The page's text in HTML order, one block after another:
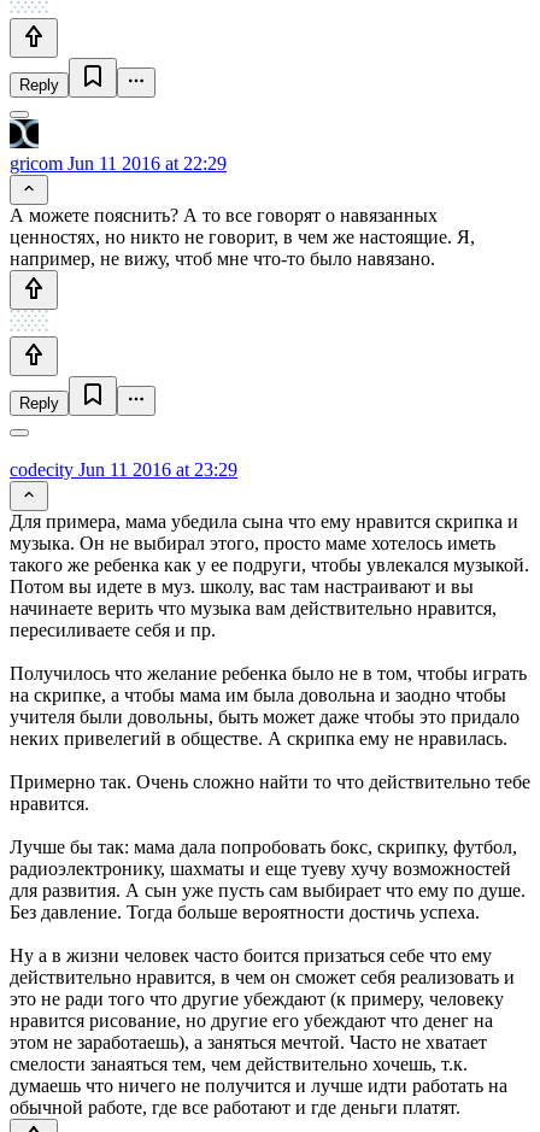
Reply
gricom Jun 11 2016 at 22:29
А можете пояснить? А то все говорят о навязанных
ценностях, но никто не говорит, в чем же настоящие. Я,
например, не вижу, чтоб мне что-то было навязано.
Reply
codecity Jun 11 2016 at 23:29
Для примера, мама убедила сына что ему нравится скрипка и
музыка. Он не выбирал этого, просто маме хотелось иметь
такого же ребенка как у ее подруги, чтобы увлекался музыкой.
Потом вы идете в муз. школу, вас там настраивают и вы
начинаете верить что музыка вам действительно нравится,
пересиливаете себя и пр.
Получилось что желание ребенка было не в том, чтобы играть
на скрипке, а чтобы мама им была довольна и заодно чтобы
учителя были довольны, быть может даже чтобы это придало
неких привелегий в обществе. А скрипка ему не нравилась.
Примерно так. Очень сложно найти то что действительно тебе
нравится.
Лучше бы так: мама дала попробовать бокс, скрипку, футбол,
радиоэлектронику, шахматы и еще туеву хучу возможностей
для развития. А сын уже пусть сам выбирает что ему по душе.
Без давление. Тогда больше вероятности достичь успеха.
Ну а в жизни человек часто боится призаться себе что ему
действительно нравится, в чем он сможет себя реализовать и
это не ради того что другие убеждают (к примеру, человеку
нравится рисование, но другие его убеждают что денег на
этом не заработаешь), а заняться мечтой. Часто не хватает
смелости занаяться тем, чем действительно хочешь, т.к.
думаешь что ничего не получится и лучше идти работать на
обычной работе, где все работают и где деньги платят.